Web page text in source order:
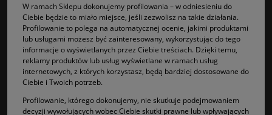
W ramach Sklepu dokonujemy profilowania – w odniesieniu do
Ciebie będzie to miało miejsce, jeśli zezwolisz na takie działania.
Profilowanie to polega na automatycznej ocenie, jakimi produktami
lub usługami możesz być zainteresowany, wykorzystując do tego
informacje o wyświetlanych przez Ciebie treściach. Dzięki temu,
reklamy produktów lub usług wyświetlane w ramach usług
internetowych, z których korzystasz, będą bardziej dostosowane do
Ciebie i Twoich potrzeb.
Profilowanie, którego dokonujemy, nie skutkuje podejmowaniem
decyzji wywołujących wobec Ciebie skutki prawne lub wpływających